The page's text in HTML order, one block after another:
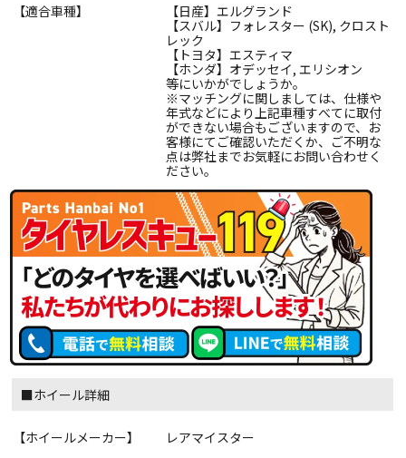
【適合車種】
【日産】エルグランド
【スバル】フォレスター (SK), クロスト
レック
【トヨタ】エスティマ
【ホンダ】オデッセイ, エリシオン
等にいかがでしょうか。
※マッチングに関しましては、仕様や
年式などにより上記車種すべてに取付
ができない場合もございますので、お
客様にてご確認いただくか、ご不明な
点は弊社までお気軽にお問い合わせく
ださい。
■ホイール詳細
【ホイールメーカー】
レアマイスター